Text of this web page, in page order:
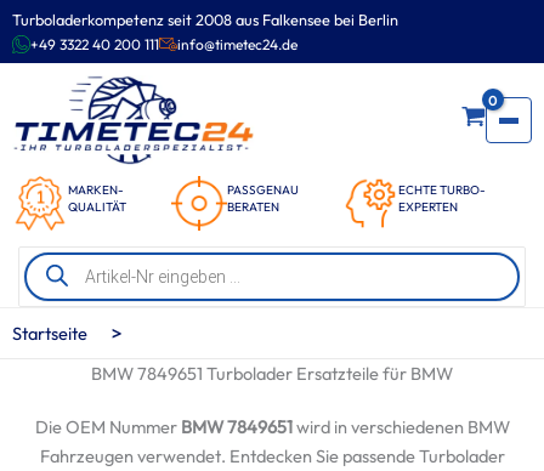
Turboladerkompetenz seit 2008 aus Falkensee bei Berlin
+49 3322 40 200 111 info@timetec24.de
MARKEN-
QUALITÄT
PASSGENAU
BERATEN
ECHTE TURBO-
EXPERTEN
0
Products
search
Zum
Inhalt
springen
Startseite >
BMW 7849651 Turbolader Ersatzteile für BMW
Die OEM Nummer BMW 7849651wird in verschiedenen BMW
Fahrzeugen verwendet. Entdecken Sie passende Turbolader